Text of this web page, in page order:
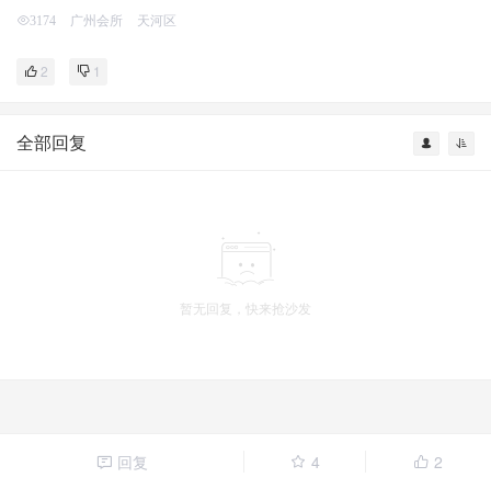
3174 广州会所 天河区
2 1
全部回复
暂无回复，快来抢沙发
回复 4 2